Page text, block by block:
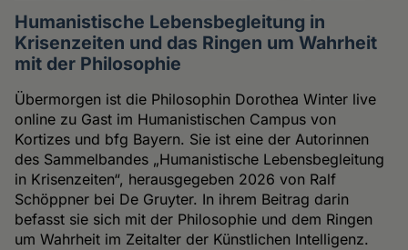
Humanistische Lebensbegleitung in
Krisenzeiten und das Ringen um Wahrheit
mit der Philosophie
Übermorgen ist die Philosophin Dorothea Winter live
online zu Gast im Humanistischen Campus von
Kortizes und bfg Bayern. Sie ist eine der Autorinnen
des Sammelbandes „Humanistische Lebensbegleitung
in Krisenzeiten“, herausgegeben 2026 von Ralf
Schöppner bei De Gruyter. In ihrem Beitrag darin
befasst sie sich mit der Philosophie und dem Ringen
um Wahrheit im Zeitalter der Künstlichen Intelligenz.